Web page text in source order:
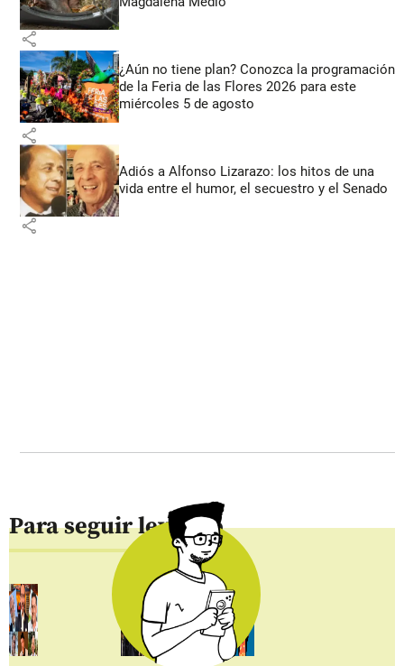
share
¿Aún no tiene plan? Conozca la programación
de la Feria de las Flores 2026 para este
miércoles 5 de agosto
share
Adiós a Alfonso Lizarazo: los hitos de una
vida entre el humor, el secuestro y el Senado
share
Para seguir leyendo